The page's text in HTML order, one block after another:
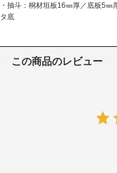
・抽斗：桐材垣板16㎜厚／底板5
タ底
この商品のレビュー